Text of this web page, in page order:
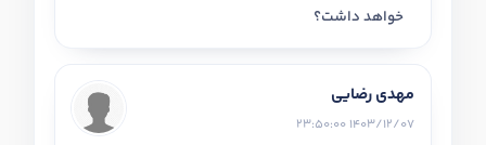
خواهد داشت؟
مهدی رضایی
1403/12/07 23:50:00